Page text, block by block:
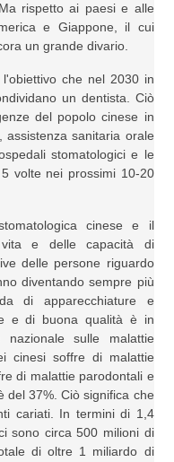
rispetto ai paesi e alle
e Giappone, il cui
un grande divario.
che nel 2030 in
un dentista. Ciò
del popolo cinese in
sanitaria orale
stomatologici e le
volte nei prossimi 10-20
cinese e il
vita e delle capacità di
delle persone riguardo
diventando sempre più
di apparecchiature e
e di buona qualità è in
sulle malattie
cinesi soffre di malattie
di malattie parodontali e
del 37%. Ciò significa che
cariati. In termini di 1,4
sono circa 500 milioni di
di oltre 1 miliardo di